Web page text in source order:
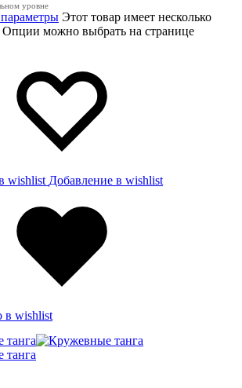
уровне
Этот товар имеет несколько
Опции можно выбрать на странице
wishlist Добавление в wishlist
в wishlist